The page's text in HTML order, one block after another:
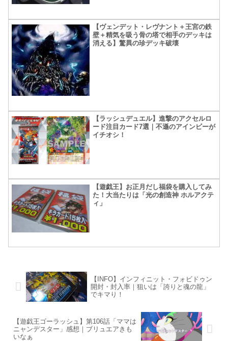
【ヴェンデット・レヴナント＋王宮の鉄
壁＋精気を吸う骨の塔で相手のデッキは
消える】驚異の珍デッキ破壊
【ラッシュデュエル】進撃のアクセルロ
ード注目カード7選｜不遜のアインビーが
イチオシ！
【遊戯王】お正月だし福袋を購入してみ
た！大当たりは「光の創造神 ホルアクテ
ィ」
【INFO】インフィニット・フォビドゥン
開封・封入率｜狙いは「誇りと魂の龍」
でキマり！
【遊戯王ゴーラッシュ】第106話「ママは
ニャンデスター」感想｜ブリュエアきも
いなぁ